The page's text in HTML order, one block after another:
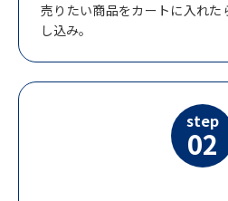
売りたい商品をカートに入れた
し込み。
step
02